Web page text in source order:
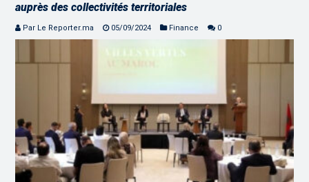
auprès des collectivités territoriales
Par Le Reporter.ma 05/09/2024 Finance 0